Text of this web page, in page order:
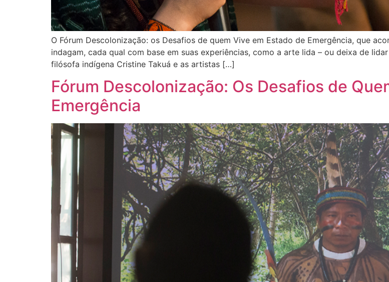
O Fórum Descolonização: os Desafios de quem Vive em Estado de Emergência, que
indagam, cada qual com base em suas experiências, como a arte lida – ou deixa de
filósofa indígena Cristine Takuá e as artistas […]
Fórum Descolonização: Os Desafios de
Emergência